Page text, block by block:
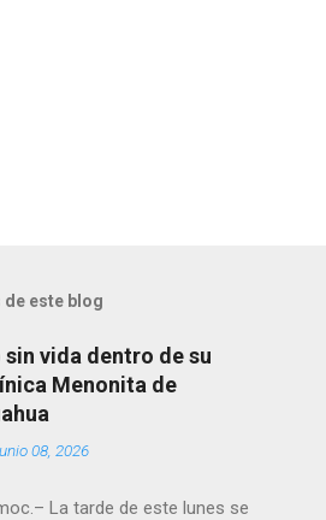
de este blog
vida dentro de su
Menonita de
08, 2026
La tarde de este lunes se